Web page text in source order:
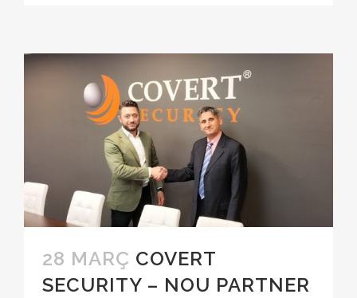
28 MARÇ COVERT
SECURITY – NOU PARTNER